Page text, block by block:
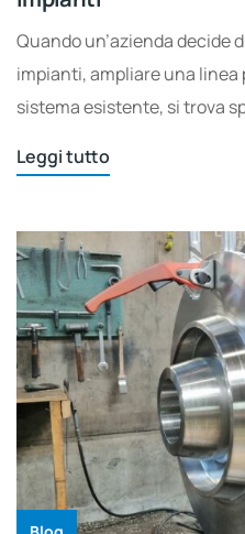
Quando un’azienda decide
impianti, ampliare una
sistema esistente, si trova
Leggi tutto